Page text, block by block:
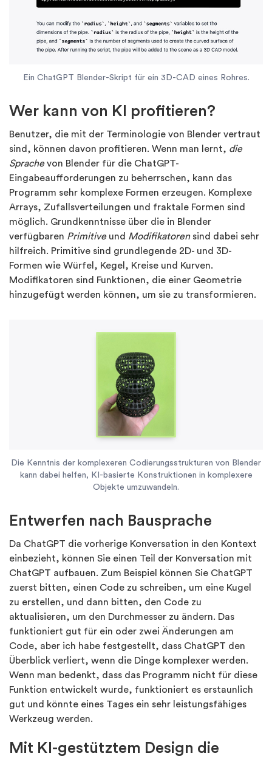
Ein ChatGPT Blender-Skript für ein 3D-CAD eines Rohres.
Wer kann von KI profitieren?
Benutzer, die mit der Terminologie von Blender vertraut
sind, können davon profitieren. Wenn man lernt, die
Sprachevon Blender für die ChatGPT-
Eingabeaufforderungen zu beherrschen, kann das
Programm sehr komplexe Formen erzeugen. Komplexe
Arrays, Zufallsverteilungen und fraktale Formen sind
möglich. Grundkenntnisse über die in Blender
verfügbaren Primitiveund Modifikatorensind dabei sehr
hilfreich. Primitive sind grundlegende 2D- und 3D-
Formen wie Würfel, Kegel, Kreise und Kurven.
Modifikatoren sind Funktionen, die einer Geometrie
hinzugefügt werden können, um sie zu transformieren.
Die Kenntnis der komplexeren Codierungsstrukturen von Blender
kann dabei helfen, KI-basierte Konstruktionen in komplexere
Objekte umzuwandeln.
Entwerfen nach Bausprache
Da ChatGPT die vorherige Konversation in den Kontext
einbezieht, können Sie einen Teil der Konversation mit
ChatGPT aufbauen. Zum Beispiel können Sie ChatGPT
zuerst bitten, einen Code zu schreiben, um eine Kugel
zu erstellen, und dann bitten, den Code zu
aktualisieren, um den Durchmesser zu ändern. Das
funktioniert gut für ein oder zwei Änderungen am
Code, aber ich habe festgestellt, dass ChatGPT den
Überblick verliert, wenn die Dinge komplexer werden.
Wenn man bedenkt, dass das Programm nicht für diese
Funktion entwickelt wurde, funktioniert es erstaunlich
gut und könnte eines Tages ein sehr leistungsfähiges
Werkzeug werden.
Mit KI-gestütztem Design die